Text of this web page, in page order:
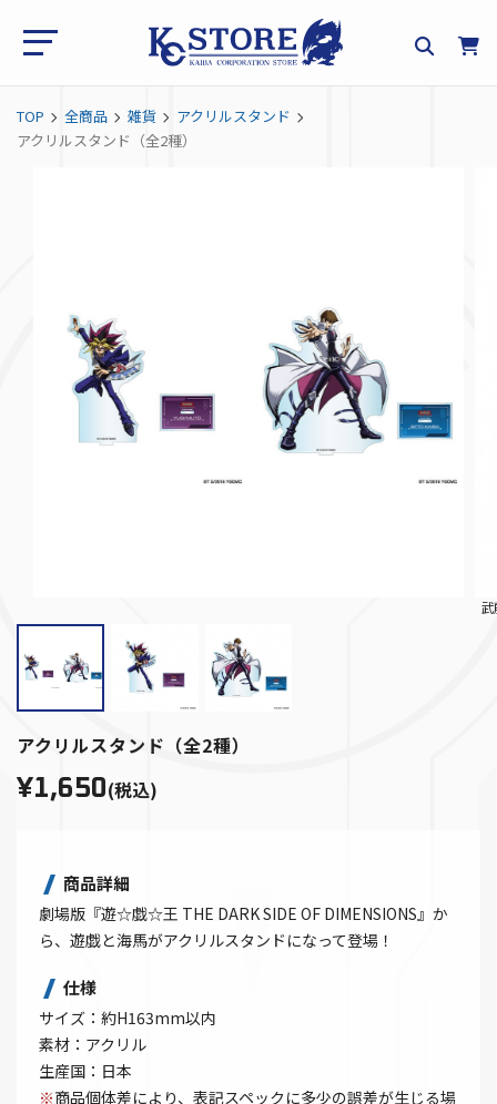
TOP 全商品 雑貨
アクリルスタンド
アクリルスタンド（全2種）
アクリルスタンド（全2種）
¥1,650(税込)
商品詳細
劇場版『遊☆戯☆王 THE DARK SIDE OF DIMENSIONS』か
ら、遊戯と海馬がアクリルスタンドになって登場！
仕様
サイズ：約H163mm以内
素材：アクリル
生産国：日本
※商品個体差により、表記スペックに多少の誤差が生じる場